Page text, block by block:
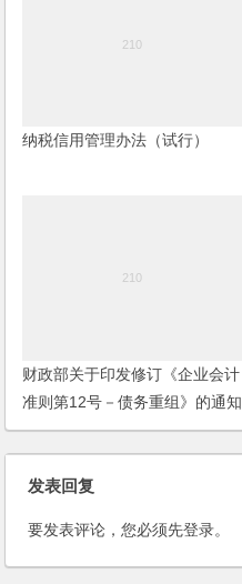
纳税信用管理办法（试行）
财政部关于印发修订《企业会计
准则第12号－债务重组》的通知
（2019）
发表回复
要发表评论，您必须先登录。